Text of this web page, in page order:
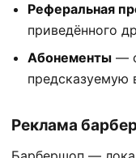
Реферальная
приведённого
Абонементы —
предсказуемую
Реклама